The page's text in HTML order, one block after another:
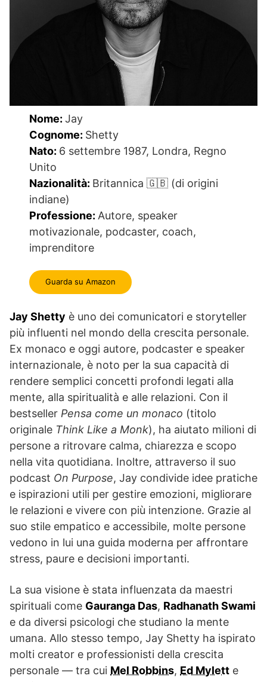
Nome:Jay
Cognome: Shetty
Nato: 6 settembre 1987, Londra, Regno
Unito
Nazionalità: Britannica 🇬🇧 (di origini
indiane)
Professione: Autore, speaker
motivazionale, podcaster, coach,
imprenditore
Guarda su Amazon
Jay Shetty è uno dei comunicatori e storyteller
più influenti nel mondo della crescita personale.
Ex monaco e oggi autore, podcaster e speaker
internazionale, è noto per la sua capacità di
rendere semplici concetti profondi legati alla
mente, alla spiritualità e alle relazioni. Con il
bestseller Pensa come un monaco (titolo
originale Think Like a Monk), ha aiutato milioni di
persone a ritrovare calma, chiarezza e scopo
nella vita quotidiana. Inoltre, attraverso il suo
podcast On Purpose, Jay condivide idee pratiche
e ispirazioni utili per gestire emozioni, migliorare
le relazioni e vivere con più intenzione. Grazie al
suo stile empatico e accessibile, molte persone
vedono in lui una guida moderna per affrontare
stress, paure e decisioni importanti.
La sua visione è stata influenzata da maestri
spirituali come Gauranga Das, Radhanath Swami
e da diversi psicologi che studiano la mente
umana. Allo stesso tempo, Jay Shetty ha ispirato
molti creator e professionisti della crescita
personale — tra cui Mel Robbins, Ed Mylett e